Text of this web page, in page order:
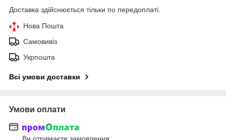
Доставка здійснюється тільки по передоплаті.
Нова Пошта
Самовивіз
Укрпошта
Всі умови доставки
Умови оплати